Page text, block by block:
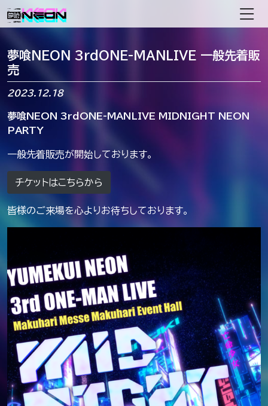
メインナビゲーション
夢喰NEON 3rdONE-MANLIVE 一般先着販
売
2023.12.18
夢喰NEON 3rdONE-MANLIVE MIDNIGHT NEON
PARTY
一般先着販売が開始しております。
チケットはこちらから
皆様のご来場を心よりお待ちしております。